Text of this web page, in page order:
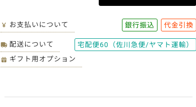
お支払いについて 銀行振込 代金引換
配送について
宅配便60（佐川急便/ヤマト運輸）
ギフト用オプション